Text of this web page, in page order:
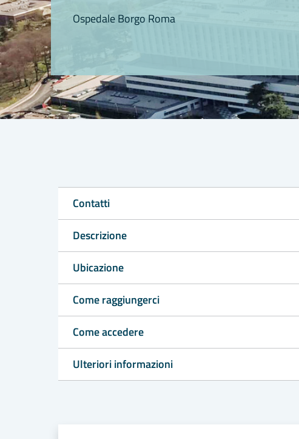
Ospedale Borgo Roma
Contatti
Descrizione
Ubicazione
Come raggiungerci
Come accedere
Ulteriori informazioni